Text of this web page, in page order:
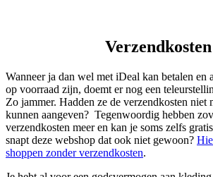
Verzendkosten
Wanneer ja dan wel met iDeal kan betalen en
op voorraad zijn, doemt er nog een
Zo jammer. Hadden ze de verzendkosten niet
kunnen aangeven? Tegenwoordig hebben
verzendkosten meer en kan je soms zelfs
snapt deze webshop dat ook niet gewoon?
shoppen zonder verzendkosten.